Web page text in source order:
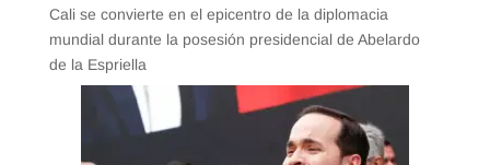
Cali se convierte en el epicentro de la diplomacia
mundial durante la posesión presidencial de Abelardo
de la Espriella